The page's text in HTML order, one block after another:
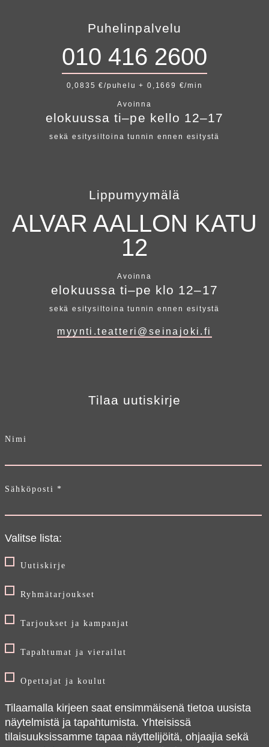
Puhelinpalvelu
010 416 2600
0,0835 €/puhelu + 0,1669 €/min
Avoinna
elokuussa ti–pe kello 12–17
sekä esitysiltoina tunnin ennen esitystä
Lippumyymälä
ALVAR AALLON KATU
12
Avoinna
elokuussa ti–pe klo 12–17
sekä esitysiltoina tunnin ennen esitystä
myynti.teatteri@seinajoki.fi
Tilaa uutiskirje
Nimi
Sähköposti *
Valitse lista:
Uutiskirje
Ryhmätarjoukset
Tarjoukset ja kampanjat
Tapahtumat ja vierailut
Opettajat ja koulut
Tilaamalla kirjeen saat ensimmäisenä tietoa uusista
näytelmistä ja tapahtumista. Yhteisissä
tilaisuuksissamme tapaa näyttelijöitä, ohjaajia sekä